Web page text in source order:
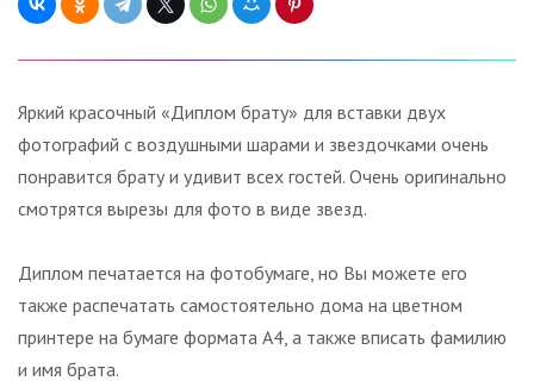
Яркий красочный «Диплом брату» для вставки двух
фотографий с воздушными шарами и звездочками очень
понравится брату и удивит всех гостей. Очень оригинально
смотрятся вырезы для фото в виде звезд.
Диплом печатается на фотобумаге, но Вы можете его
также распечатать самостоятельно дома на цветном
принтере на бумаге формата А4, а также вписать фамилию
и имя брата.